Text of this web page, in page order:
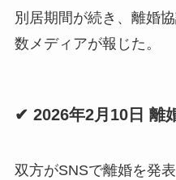
別居期間が続き、離婚
数メディアが報じた。
✔ 2026年2月10日 離
双方がSNSで離婚を発